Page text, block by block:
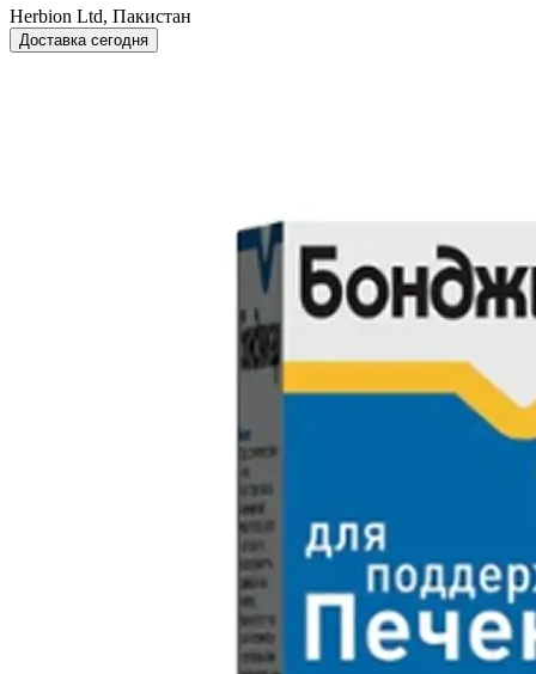
Herbion Ltd, Пакистан
Доставка сегодня